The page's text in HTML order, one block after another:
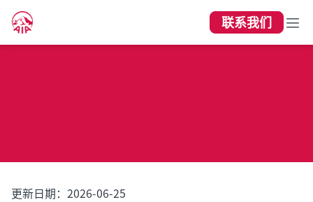
联系我们
机构查询
更新日期：2026-06-25